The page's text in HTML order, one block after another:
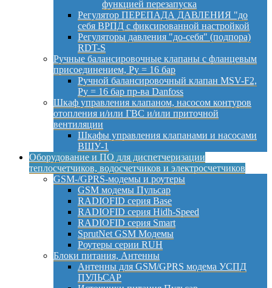
функцией перезапуска
Регулятор ПЕРЕПАДА ДАВЛЕНИЯ "до
себя ВРПД с фиксированной настройкой
Регуляторы давления "до-себя" (подпора)
RDT-S
Ручные балансировочные клапаны с фланцевым
присоединением, Py = 16 бар
Ручной балансировочный клапан MSV-F2,
Py = 16 бар пр-ва Danfoss
Шкаф управления клапаном, насосом контуров
отопления и/или ГВС и/или приточной
вентиляции
Шкафы управления клапанами и насосами
ВШУ-1
Оборудование и ПО для диспетчеризации
теплосчетчиков, водосчетчиков и электросчетчиков
GSM-/GPRS-модемы и роутеры
GSM модемы Пульсар
RADIOFID серия Base
RADIOFID серия Hidh-Speed
RADIOFID серия Smart
SprutNet GSM Модемы
Роутеры серии RUH
Блоки питания, Антенны
Антенны для GSM/GPRS модема УСПД
ПУЛЬСАР